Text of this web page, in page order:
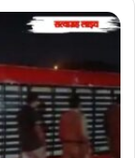
पूरे घटनाक्रम
है कि संभावित
विजयवर्गीय ने
लिखा है। वर्मा
देते हुए उन पर
कीं।